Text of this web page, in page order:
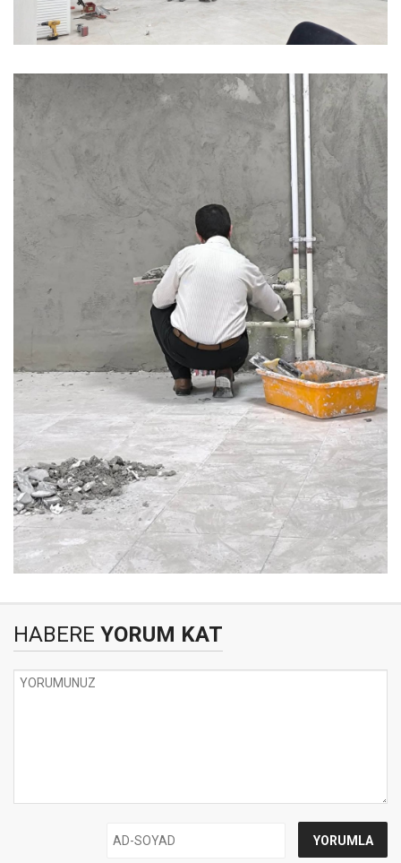
HABERE YORUM KAT